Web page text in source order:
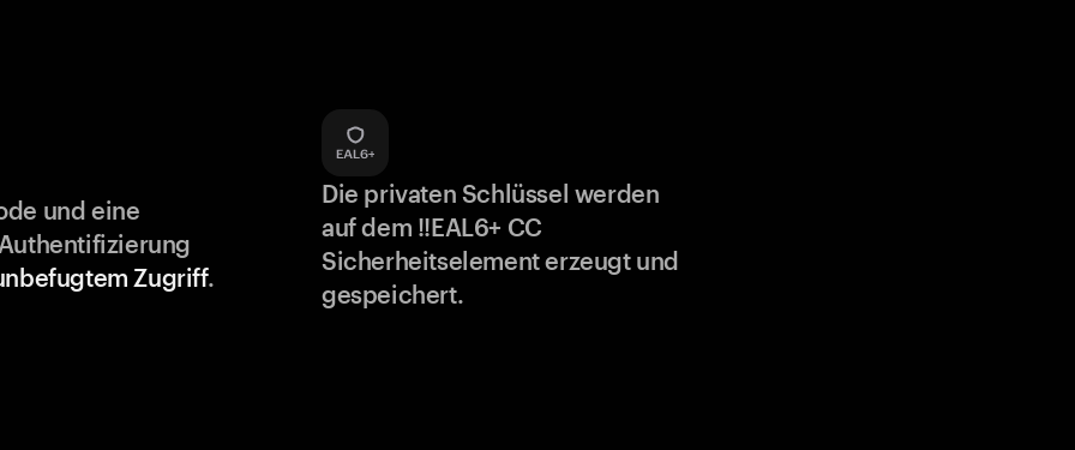
und eine
Zugriff.
Die privaten Schlüssel werden
auf dem !!EAL6+ CC
Sicherheitselement erzeugt und
gespeichert.